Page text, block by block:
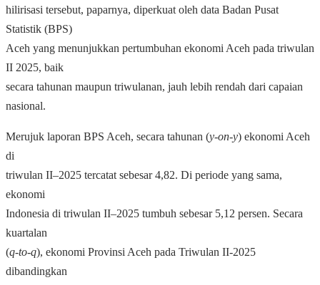
hilirisasi tersebut, paparnya, diperkuat oleh data Badan Pusat
Statistik (BPS)
Aceh yang menunjukkan pertumbuhan ekonomi Aceh pada triwulan
II 2025, baik
secara tahunan maupun triwulanan, jauh lebih rendah dari capaian
nasional.
Merujuk laporan BPS Aceh, secara tahunan (y-on-y) ekonomi Aceh
di
triwulan II–2025 tercatat sebesar 4,82. Di periode yang sama,
ekonomi
Indonesia di triwulan II–2025 tumbuh sebesar 5,12 persen. Secara
kuartalan
(q-to-q), ekonomi Provinsi Aceh pada Triwulan II-2025
dibandingkan